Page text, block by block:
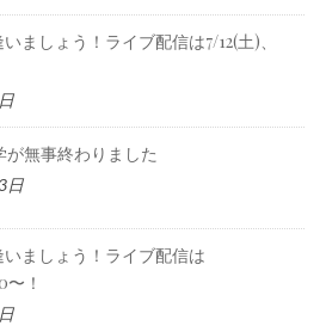
ましょう！ライブ配信は7/12(土)、
が無事終わりました
日
いましょう！ライブ配信は
！